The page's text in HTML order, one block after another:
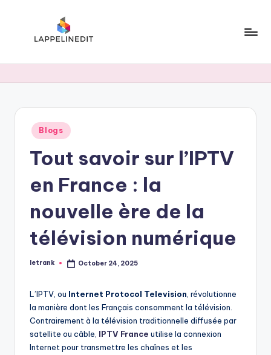
Posted
in
Blogs
Tout savoir sur l’IPTV
en France : la
nouvelle ère de la
télévision numérique
Posted
letrank October 24, 2025
L’IPTV, ou Internet Protocol Television , révolutionne
la manière dont les Français consomment la télévision.
Contrairement à la télévision traditionnelle diffusée par
satellite ou câble, IPTV France utilise la connexion
Internet pour transmettre les chaînes et les